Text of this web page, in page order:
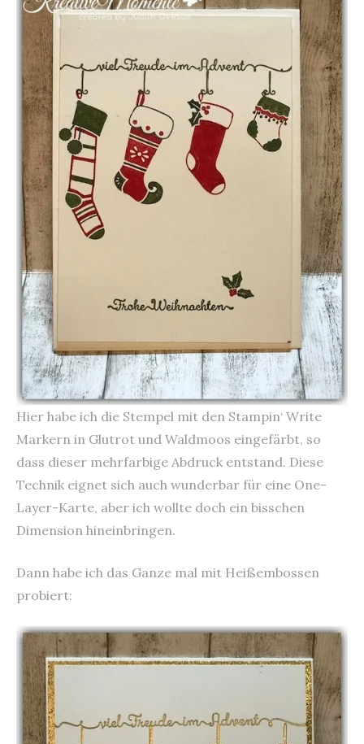
Hier habe ich die Stempel mit den Stampin‘ Write
Markern in Glutrot und Waldmoos eingefärbt, so
dass dieser mehrfarbige Abdruck entstand. Diese
Technik eignet sich auch wunderbar für eine One-
Layer-Karte, aber ich wollte doch ein bisschen
Dimension hineinbringen.
Dann habe ich das Ganze mal mit Heißembossen
probiert: